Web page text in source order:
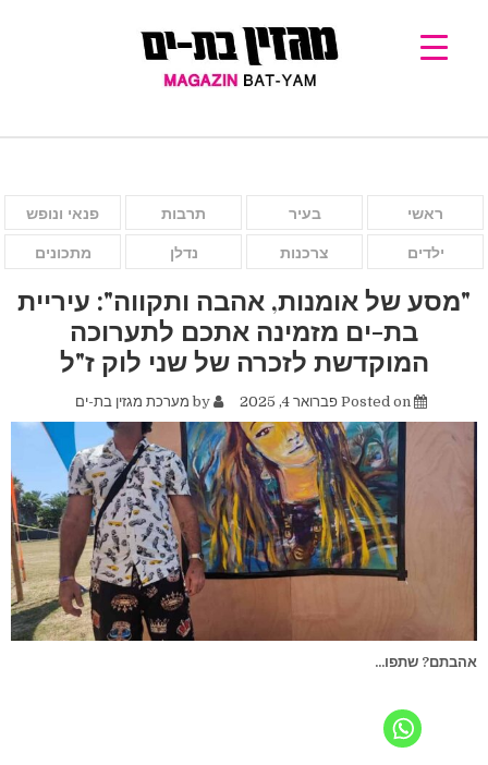
ראשי בעיר תרבות פנאי ונופש
ילדים צרכנות נדלן מתכונים
"מסע של אומנות, אהבה ותקווה": עיריית
בת-ים מזמינה אתכם לתערוכה
המוקדשת לזכרה של שני לוק ז"ל
Posted on פברואר 4, 2025 by מערכת מגזין בת-ים
אהבתם? שתפו...